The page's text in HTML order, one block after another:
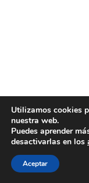
Utilizamos cookies
nuestra web.
Puedes aprender
desactivarlas en los
Aceptar